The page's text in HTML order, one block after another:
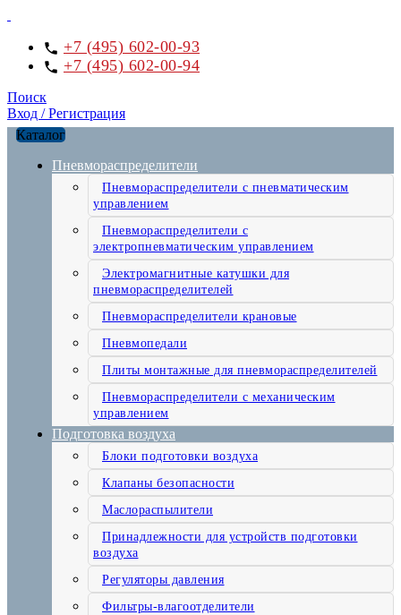
+7 (495) 602-00-93
+7 (495) 602-00-94
Поиск
Вход / Регистрация
Каталог
Пневмораспределители
Пневмораспределители с пневматическим
управлением
Пневмораспределители с
электропневматическим управлением
Электромагнитные катушки для
пневмораспределителей
Пневмораспределители крановые
Пневмопедали
Плиты монтажные для пневмораспределителей
Пневмораспределители с механическим
управлением
Подготовка воздуха
Блоки подготовки воздуха
Клапаны безопасности
Маслораспылители
Принадлежности для устройств подготовки
воздуха
Регуляторы давления
Фильтры-влагоотделители